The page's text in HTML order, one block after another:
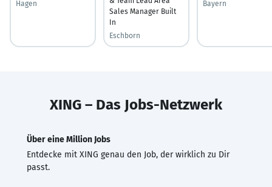
Hagen
Sales Manager Built
In
Eschborn
Bayern
XING – Das Jobs-Netzwerk
Über eine Million Jobs
Entdecke mit XING genau den Job, der wirklich zu Dir
passt.